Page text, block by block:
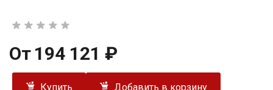
От 194 121 ₽
Купить Добавить в корзину